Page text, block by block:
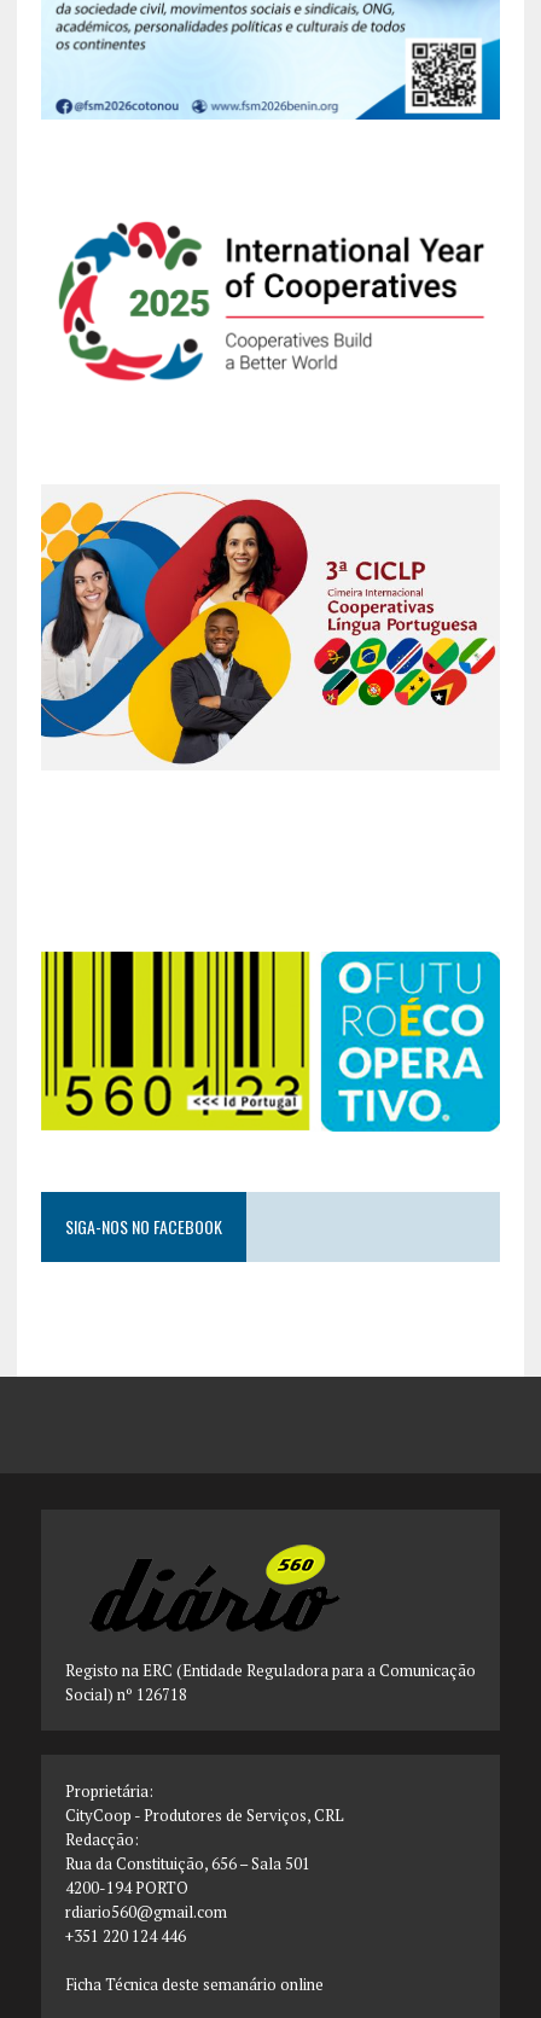
SIGA-NOS NO FACEBOOK
Registo na ERC (Entidade Reguladora para a Comunicação
Social) nº 126718
Proprietária:
CityCoop - Produtores de Serviços, CRL
Redacção:
Rua da Constituição, 656 – Sala 501
4200-194 PORTO
rdiario560@gmail.com
+351 220 124 446
Ficha Técnica deste semanário online